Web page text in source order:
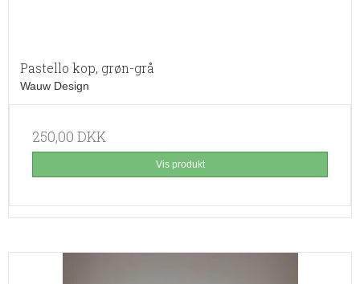
Pastello kop, grøn-grå
Wauw Design
250,00 DKK
Vis produkt